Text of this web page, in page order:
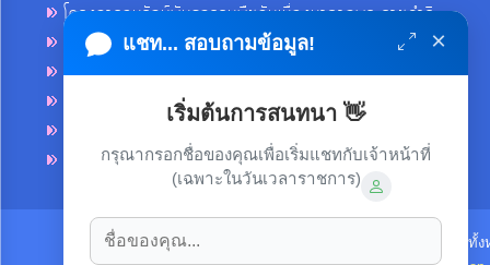
โครงการอนุรักษ์พันธุกรรมพืชอันเนื่องมาจากพระราชดำริ
คลังข่าวมหาไทย
คู่มือตาม พ.ร.บ.อำนวยความสดวกฯ
ฐานข้อมูลหน่วยงานภาครัฐ (INFO)
ศูนย์อำนวยการบริหารจังหวัดชายแดนภาคใต้ ศอ.บต.
ลิขสิทธิ์ © 2021-2022 เทศบาลตำบลขามใหญ่ ขอสงวนไว้ซึ่งสิทธิทั้
แชท... สอบถามข้อมูล! ×
เริ่มต้นการสนทนา 👋
กรุณากรอกชื่อของคุณเพื่อเริ่มแชทกับเจ้าหน้าที่
(เฉพาะในวันเวลาราชการ)